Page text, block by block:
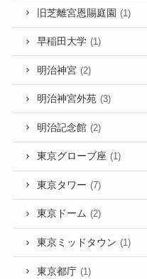
旧芝離宮恩賜庭園 (1)
早稲田大学 (1)
明治神宮 (2)
明治神宮外苑 (3)
明治記念館 (2)
東京グローブ座 (1)
東京タワー (7)
東京ドーム (2)
東京ミッドタウン (1)
東京都庁 (1)